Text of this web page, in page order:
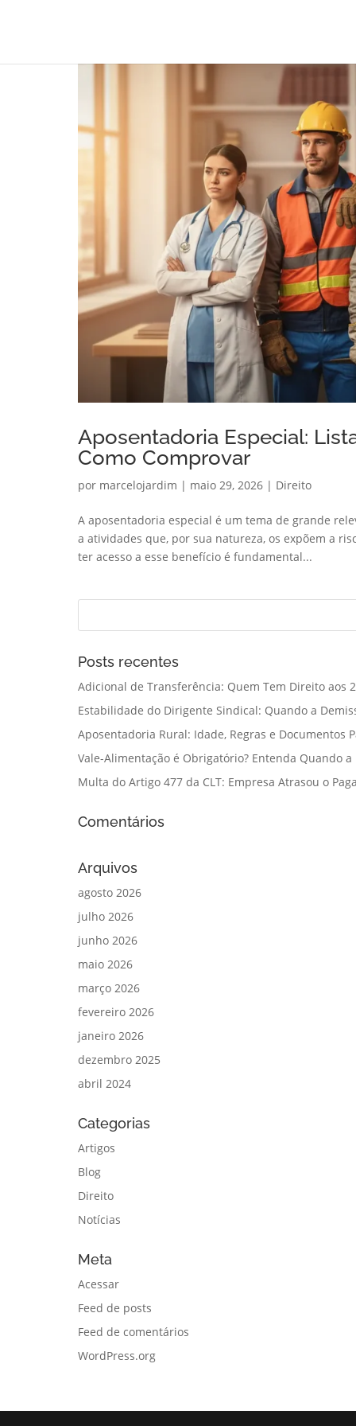
Aposentadoria Especial:
Como Comprovar
por marcelojardim | maio 29, 2026 | Direito
A aposentadoria especial é um tema de grande
a atividades que, por sua natureza, os expõem a
ter acesso a esse benefício é fundamental...
Posts recentes
Adicional de Transferência: Quem Tem Direito aos
Estabilidade do Dirigente Sindical: Quando a
Aposentadoria Rural: Idade, Regras e Documentos
Vale-Alimentação é Obrigatório? Entenda Quando
Multa do Artigo 477 da CLT: Empresa Atrasou o
Comentários
Arquivos
agosto 2026
julho 2026
junho 2026
maio 2026
março 2026
fevereiro 2026
janeiro 2026
dezembro 2025
abril 2024
Categorias
Artigos
Blog
Direito
Notícias
Meta
Acessar
Feed de posts
Feed de comentários
WordPress.org